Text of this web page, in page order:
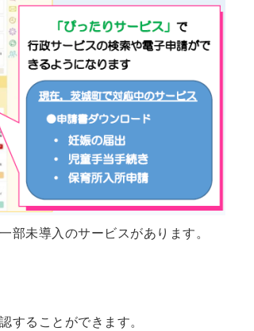
部未導入のサービスがあります。
することができます。